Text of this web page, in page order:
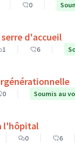
0
d'accueil
1 6
0 Soumis au
l'hôpital
0 6